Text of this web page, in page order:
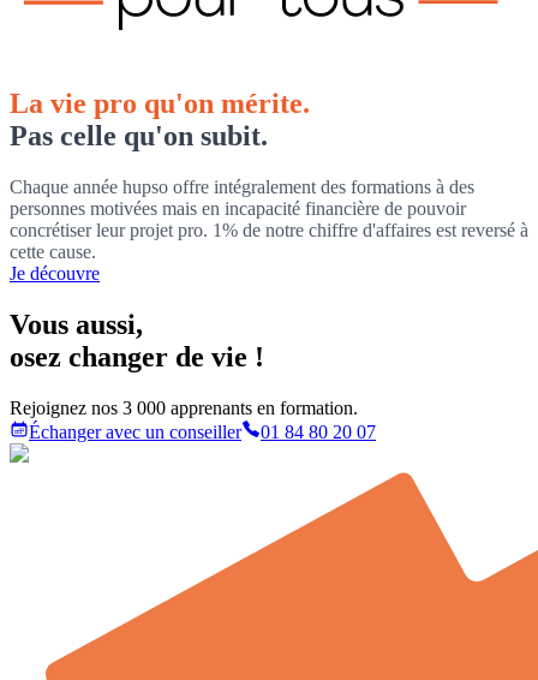
La vie pro qu'on mérite.
Pas celle qu'on subit.
Chaque année hupso offre intégralement des formations à des
personnes motivées mais en incapacité financière de pouvoir
concrétiser leur projet pro. 1% de notre chiffre d'affaires est reversé à
cette cause.
Je découvre
Vous aussi,
osez changer de vie !
Rejoignez nos 3 000 apprenants en formation.
Échanger avec un conseiller
01 84 80 20 07